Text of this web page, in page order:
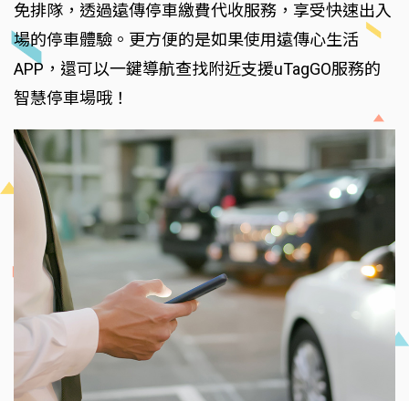
免排隊，透過遠傳停車繳費代收服務，享受快速出入
場的停車體驗。更方便的是如果使用遠傳心生活
APP，還可以一鍵導航查找附近支援uTagGO服務的
智慧停車場哦！